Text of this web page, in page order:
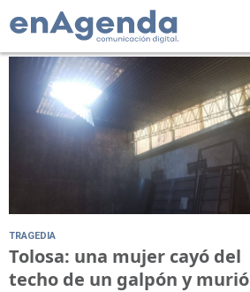
Tag: Gonzalo Petit
TRAGEDIA
Tolosa: una mujer cayó del
techo de un galpón y murió